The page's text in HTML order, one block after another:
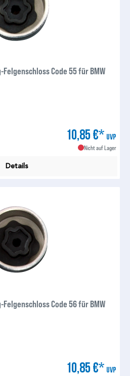
Code 55 für BMW
10,85 €* UVP
Nicht auf Lager
Details
Code 56 für BMW
10,85 €* UVP